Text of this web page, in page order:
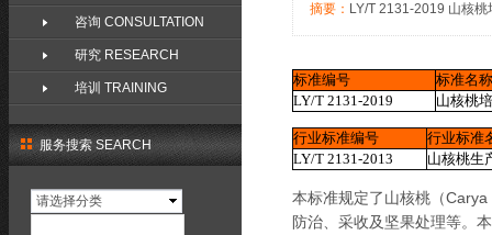
服务搜索 SEARCH
请选择分类
摘要： LY/T 2131-2019 山核
标准编号
标准名称
LY/T 2131-2019
山核桃
行业标准编号
行业标准
LY/T 2131-2013
山核桃生
本标准规定了山核桃（
防治、采收及坚果处理等。
咨询 CONSULTATION
研究 RESEARCH
培训 TRAINING